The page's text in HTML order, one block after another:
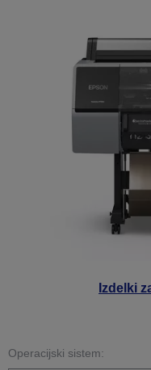
Izdelki
Operacijski sistem: